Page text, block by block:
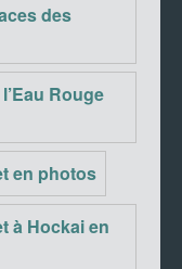
des
Rouge
en photos
à Hockai en